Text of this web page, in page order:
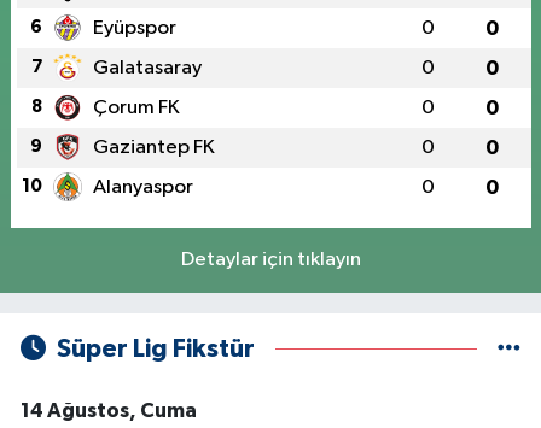
6 Eyüpspor 0 0
7 Galatasaray 0 0
8 Çorum FK 0 0
9 Gaziantep FK 0 0
10 Alanyaspor 0 0
Detaylar için tıklayın
Süper Lig Fikstür
14 Ağustos, Cuma